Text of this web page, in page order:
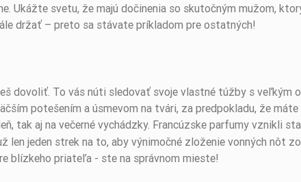
Ukážte svetu, že majú dočinenia so skutočným mužom,
držať – preto sa stávate príkladom pre ostatných!
dovoliť. To vás núti sledovať svoje vlastné túžby s veľkým
potešením a úsmevom na tvári, za predpokladu, že
tak aj na večerné vychádzky. Francúzske parfumy vznikli
len jeden strek na to, aby výnimočné zloženie vonných nôt
blízkeho priateľa - ste na správnom mieste!